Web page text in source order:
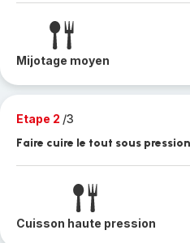
Mijotage moyen
Etape 2 /3
Faire cuire le tout sous
Cuisson haute pression